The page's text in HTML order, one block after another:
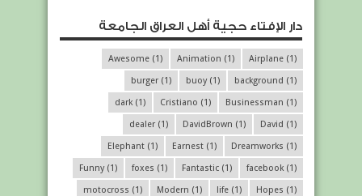
دار الإفتاء حجية أهل العراق الجامعة
Airplane (1)
Animation (1)
Awesome (1)
background (1)
buoy(1)
burger (1)
Businessman (1)
Cristiano (1)
dark (1)
David (1)
DavidBrown (1)
dealer (1)
Dreamworks (1)
Earnest (1)
Elephant (1)
facebook (1)
Fantastic (1)
foxes (1)
Funny(1)
Hopes (1)
life (1)
Modern (1)
motocross (1)